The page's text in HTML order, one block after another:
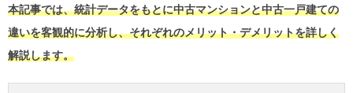
本記事では、統計データをもとに中古マンションと中古一戸建ての
違いを客観的に分析し、それぞれのメリット・デメリットを詳しく
解説します。